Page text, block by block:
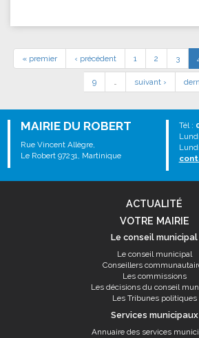
« premier ‹ précédent 1 2 3
9 … suivant ›
MAIRIE DU ROBERT
Rue Vincent Allègre,
Le Robert 97231, Martinique
Tél :
ACTUALITÉ
VOTRE MAIRIE
Le conseil municipal
Le conseil municipal
Conseillers
Les commissions
Les décisions du conseil
Les Tribunes politiques
Services municipaux
Annuaire des services